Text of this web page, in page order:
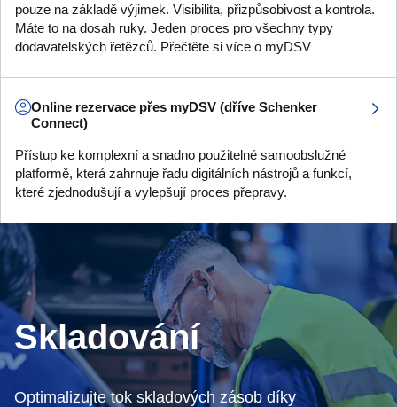
pouze na základě výjimek. Visibilita, přizpůsobivost a kontrola.
Máte to na dosah ruky. Jeden proces pro všechny typy
dodavatelských řetězců. Přečtěte si více o myDSV
Online rezervace přes myDSV (dříve Schenker
Connect)
Přístup ke komplexní a snadno použitelné samoobslužné
platformě, která zahrnuje řadu digitálních nástrojů a funkcí,
které zjednodušují a vylepšují proces přepravy.
Skladování
Optimalizujte tok skladových zásob díky